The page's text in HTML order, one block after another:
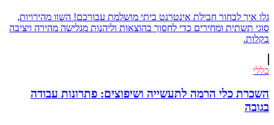
גלו איך לבחור חבילת אינטרנט ביתי מושלמת עבורכם! השוו מהירויות,
סוגי תשתית ומחירים כדי לחסוך בהוצאות וליהנות מגלישה מהירה ויציבה
בקלות.
כללי
השכרת כלי הרמה לתעשייה ושיפוצים: פתרונות עבודה
בגובה